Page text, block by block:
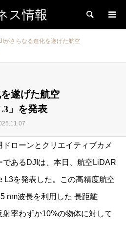
ス情報 検索
がさらなる進化を遂げた航空
遂げた航空
」を発表
ローンとクリエイティブカメ
であるDJIは、本日、航空LiDAR
L3を発表した。この高精度航空
nm波長を利用した 長距離
率わずか10%の物体に対して